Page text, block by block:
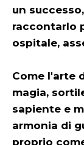
un
raccontarlo
ospitale,
Come l'arte
magia,
sapiente e
armonia di
proprio